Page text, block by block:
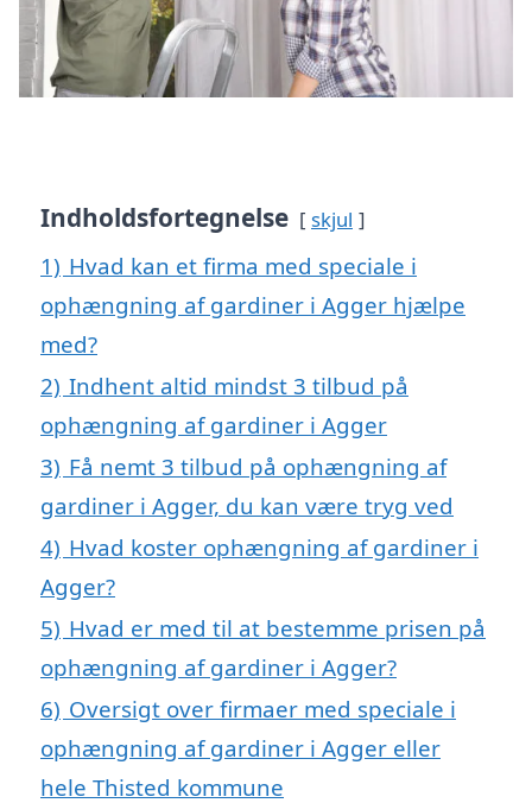
Indholdsfortegnelse skjul
1) Hvad kan et firma med speciale i
ophængning af gardiner i Agger hjælpe
med?
2) Indhent altid mindst 3 tilbud på
ophængning af gardiner i Agger
3) Få nemt 3 tilbud på ophængning af
gardiner i Agger, du kan være tryg ved
4) Hvad koster ophængning af gardiner i
Agger?
5) Hvad er med til at bestemme prisen på
ophængning af gardiner i Agger?
6) Oversigt over firmaer med speciale i
ophængning af gardiner i Agger eller
hele Thisted kommune